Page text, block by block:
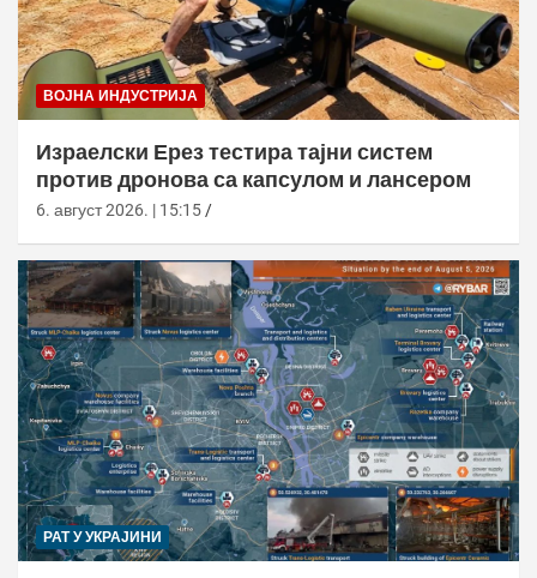
ВОЈНА ИНДУСТРИЈА
Израелски Ерез тестира тајни систем
против дронова са капсулом и лансером
6. август 2026. | 15:15
РАТ У УКРАЈИНИ